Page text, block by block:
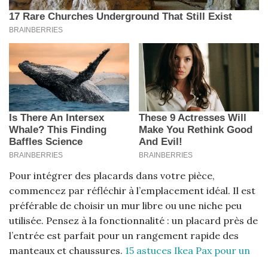
Pour intégrer des placards dans votre pièce,
commencez par réfléchir à l’emplacement idéal. Il est
préférable de choisir un mur libre ou une niche peu
utilisée. Pensez à la fonctionnalité : un placard près de
l’entrée est parfait pour un rangement rapide des
manteaux et chaussures. 15 astuces Ikea Pax pour un